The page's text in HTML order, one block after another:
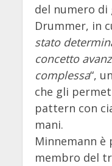
del numero di
Drummer, in
stato
concetto
complessa“,
che gli
pattern con
mani.
Minnemann
membro del